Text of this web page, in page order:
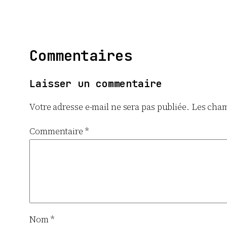
Commentaires
Laisser un commentaire
Votre adresse e-mail ne sera pas publiée. Les
Commentaire *
Nom*